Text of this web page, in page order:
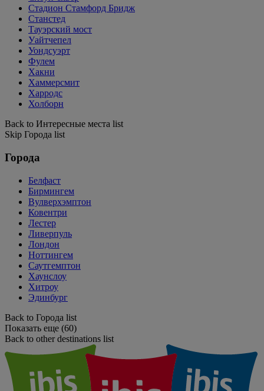
Стадион Стамфорд Бридж
Станстед
Тауэрский мост
Уайтчепел
Уондсуэрт
Фулем
Хакни
Хаммерсмит
Харродс
Холборн
Back to Интересные места list
Skip Города list
Города
Белфаст
Бирмингем
Вулверхэмптон
Ковентри
Лестер
Ливерпуль
Лондон
Ноттингем
Саутгемптон
Хаунслоу
Хитроу
Эдинбург
Back to Города list
Показать еще (60)
Back to other destinations list